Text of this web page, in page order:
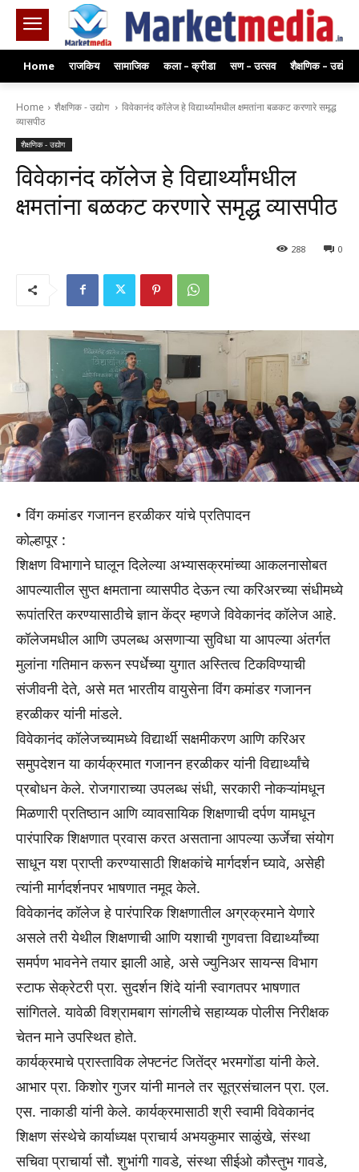
Home राजकिय सामाजिक कला – क्रीडा सण – उत्सव शैक्षणिक – उद्योग
Home शैक्षणिक - उद्योग
विवेकानंद कॉलेज हे विद्यार्थ्यांमधील क्षमतांना बळकट करणारे समृद्ध
व्यासपीठ
शैक्षणिक - उद्योग
विवेकानंद कॉलेज हे विद्यार्थ्यांमधील
क्षमतांना बळकट करणारे समृद्ध व्यासपीठ
0
288
• विंग कमांडर गजानन हरळीकर यांचे प्रतिपादन
कोल्हापूर :
शिक्षण विभागाने घालून दिलेल्या अभ्यासक्रमांच्या आकलनासोबत
आपल्यातील सुप्त क्षमताना व्यासपीठ देऊन त्या करिअरच्या संधीमध्ये
रूपांतरित करण्यासाठीचे ज्ञान केंद्र म्हणजे विवेकानंद कॉलेज आहे.
कॉलेजमधील आणि उपलब्ध असणाऱ्या सुविधा या आपल्या अंतर्गत
मुलांना गतिमान करून स्पर्धेच्या युगात अस्तित्व टिकविण्याची
संजीवनी देते, असे मत भारतीय वायुसेना विंग कमांडर गजानन
हरळीकर यांनी मांडले.
विवेकानंद कॉलेजच्यामध्ये विद्यार्थी सक्षमीकरण आणि करिअर
समुपदेशन या कार्यक्रमात गजानन हरळीकर यांनी विद्यार्थ्यांचे
प्रबोधन केले. रोजगाराच्या उपलब्ध संधी, सरकारी नोकऱ्यांमधून
मिळणारी प्रतिष्ठान आणि व्यावसायिक शिक्षणाची दर्पण यामधून
पारंपारिक शिक्षणात प्रवास करत असताना आपल्या ऊर्जेचा संयोग
साधून यश प्राप्ती करण्यासाठी शिक्षकांचे मार्गदर्शन घ्यावे, असेही
त्यांनी मार्गदर्शनपर भाषणात नमूद केले.
विवेकानंद कॉलेज हे पारंपारिक शिक्षणातील अग्रक्रमाने येणारे
असले तरी येथील शिक्षणाची आणि यशाची गुणवत्ता विद्यार्थ्यांच्या
समर्पण भावनेने तयार झाली आहे, असे ज्युनिअर सायन्स विभाग
स्टाफ सेक्रेटरी प्रा. सुदर्शन शिंदे यांनी स्वागतपर भाषणात
सांगितले. यावेळी विश्रामबाग सांगलीचे सहाय्यक पोलीस निरीक्षक
चेतन माने उपस्थित होते.
कार्यक्रमाचे प्रास्ताविक लेफ्टनंट जितेंद्र भरमगोंडा यांनी केले.
आभार प्रा. किशोर गुजर यांनी मानले तर सूत्रसंचालन प्रा. एल.
एस. नाकाडी यांनी केले. कार्यक्रमासाठी श्री स्वामी विवेकानंद
शिक्षण संस्थेचे कार्याध्यक्ष प्राचार्य अभयकुमार साळुंखे, संस्था
सचिवा प्राचार्या सौ. शुभांगी गावडे, संस्था सीईओ कौस्तुभ गावडे,